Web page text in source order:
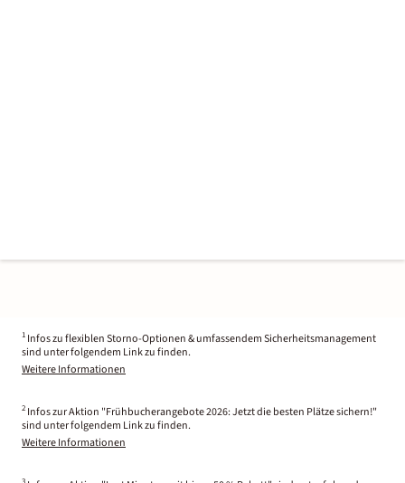
1 Infos zu flexiblen Storno-Optionen & umfassendem Sicherheitsmanagement
sind unter folgendem Link zu finden.
Weitere Informationen
2 Infos zur Aktion "Frühbucherangebote 2026: Jetzt die besten Plätze sichern!"
sind unter folgendem Link zu finden.
Weitere Informationen